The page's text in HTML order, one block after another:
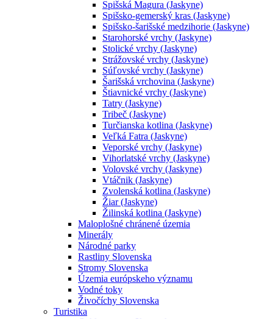
Spišská Magura (Jaskyne)
Spišsko-gemerský kras (Jaskyne)
Spišsko-šarišské medzihorie (Jaskyne)
Starohorské vrchy (Jaskyne)
Stolické vrchy (Jaskyne)
Strážovské vrchy (Jaskyne)
Súľovské vrchy (Jaskyne)
Šarišská vrchovina (Jaskyne)
Štiavnické vrchy (Jaskyne)
Tatry (Jaskyne)
Tribeč (Jaskyne)
Turčianska kotlina (Jaskyne)
Veľká Fatra (Jaskyne)
Veporské vrchy (Jaskyne)
Vihorlatské vrchy (Jaskyne)
Volovské vrchy (Jaskyne)
Vtáčnik (Jaskyne)
Zvolenská kotlina (Jaskyne)
Žiar (Jaskyne)
Žilinská kotlina (Jaskyne)
Maloplošné chránené územia
Minerály
Národné parky
Rastliny Slovenska
Stromy Slovenska
Územia európskeho významu
Vodné toky
Živočíchy Slovenska
Turistika